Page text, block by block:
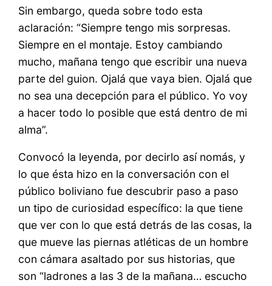
Sin embargo, queda sobre todo esta
aclaración: “Siempre tengo mis sorpresas.
Siempre en el montaje. Estoy cambiando
mucho, mañana tengo que escribir una nueva
parte del guion. Ojalá que vaya bien. Ojalá que
no sea una decepción para el público. Yo voy
a hacer todo lo posible que está dentro de mi
alma”.
Convocó la leyenda, por decirlo así nomás, y
lo que ésta hizo en la conversación con el
público boliviano fue descubrir paso a paso
un tipo de curiosidad específico: la que tiene
que ver con lo que está detrás de las cosas, la
que mueve las piernas atléticas de un hombre
con cámara asaltado por sus historias, que
son “ladrones a las 3 de la mañana… escucho